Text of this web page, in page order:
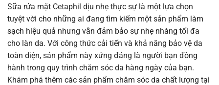
Sữa rửa mặt Cetaphil dịu nhẹ thực sự là một lựa chọn
tuyệt vời cho những ai đang tìm kiếm một sản phẩm làm
sạch hiệu quả nhưng vẫn đảm bảo sự nhẹ nhàng tối đa
cho làn da. Với công thức cải tiến và khả năng bảo vệ da
toàn diện, sản phẩm này xứng đáng là người bạn đồng
hành trong quy trình chăm sóc da hàng ngày của bạn.
Khám phá thêm các sản phẩm chăm sóc da chất lượng tại